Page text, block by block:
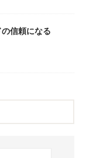
信頼になる